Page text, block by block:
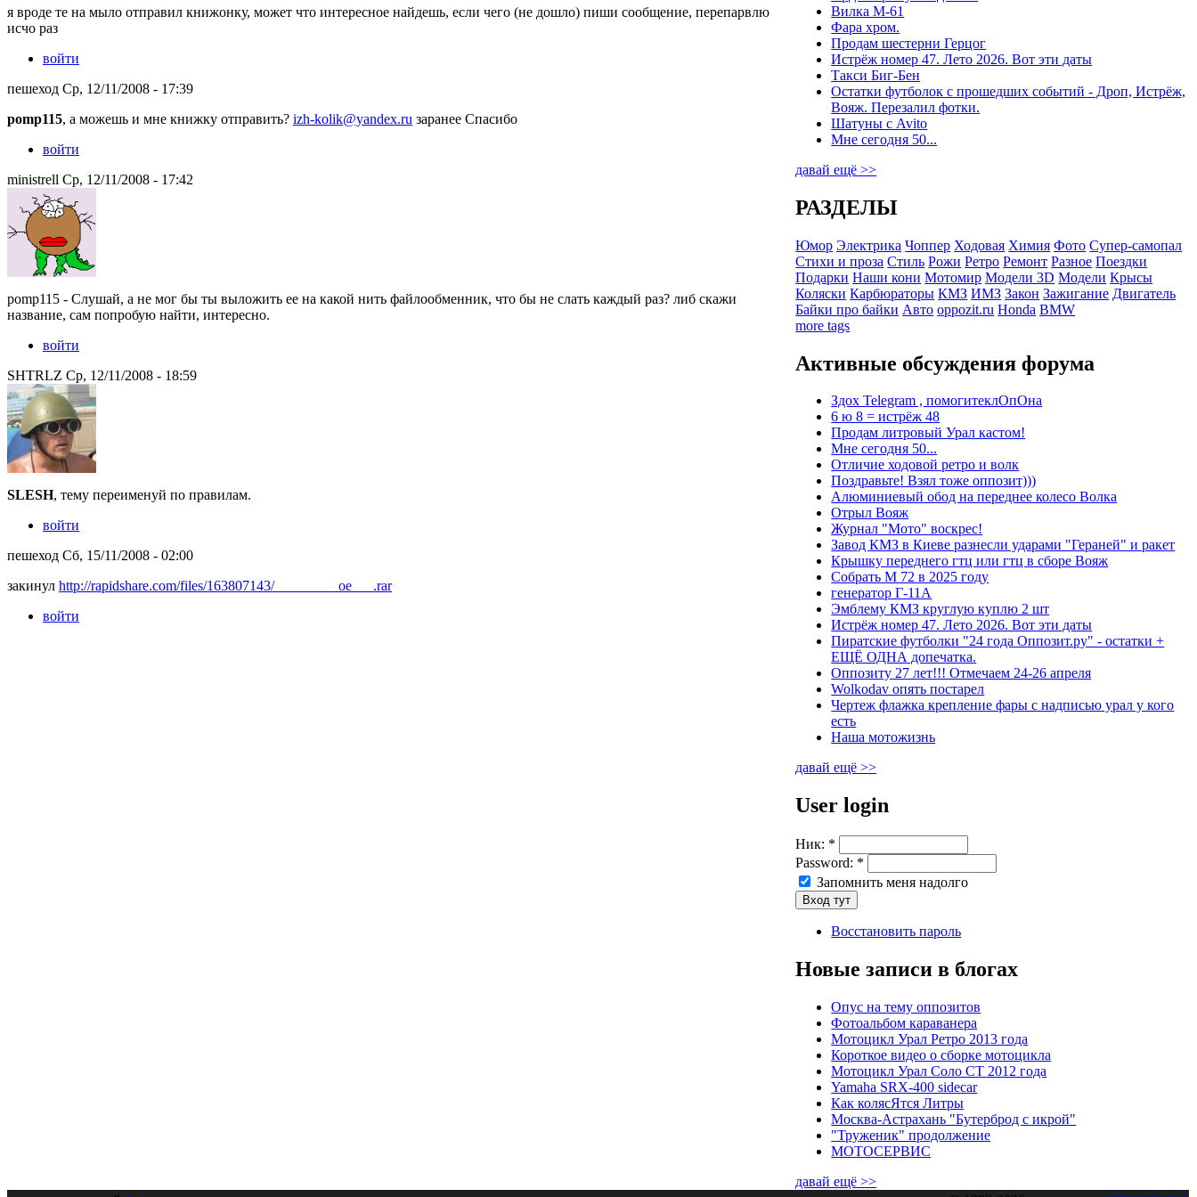
я вроде те на мыло отправил книжонку, может что интересное найдешь, если чего (не дошло) пиши сообщение, перепарвлю
исчо раз
войти
пешеход Ср, 12/11/2008 - 17:39
pomp115, а можешь и мне книжку отправить? izh-kolik@yandex.ru заранее Спасибо
войти
ministrell Ср, 12/11/2008 - 17:42
pomp115 - Слушай, а не мог бы ты выложить ее на какой нить файлообменник, что бы не слать каждый раз? либ скажи
название, сам попробую найти, интересно.
войти
SHTRLZ Ср, 12/11/2008 - 18:59
SLESH, тему переименуй по правилам.
войти
пешеход Сб, 15/11/2008 - 02:00
закинул http://rapidshare.com/files/163807143/_________oe___.rar
войти
Вилка М-61
Фара хром.
Продам шестерни Герцог
Истрёж номер 47. Лето 2026. Вот эти даты
Такси Биг-Бен
Остатки футболок с прошедших событий - Дроп, Истрёж,
Вояж. Перезалил фотки.
Шатуны с Avito
Мне сегодня 50...
давай ещё >>
РАЗДЕЛЫ
Юмор Электрика Чоппер Ходовая Химия Фото Супер-самопал
Стихи и проза Стиль Рожи Ретро Ремонт Разное Поездки
Подарки Наши кони Мотомир Модели 3D Модели Крысы
Коляски Карбюраторы КМЗ ИМЗ Закон Зажигание Двигатель
Байки про байки Авто oppozit.ru Honda BMW
more tags
Активные обсуждения форума
Здох Telegram , помогитеклОпОна
6 ю 8 = истрёж 48
Продам литровый Урал кастом!
Мне сегодня 50...
Отличие ходовой ретро и волк
Поздравьте! Взял тоже оппозит)))
Алюминиевый обод на переднее колесо Волка
Отрыл Вояж
Журнал "Мото" воскрес!
Завод КМЗ в Киеве разнесли ударами "Гераней" и ракет
Крышку переднего гтц или гтц в сборе Вояж
Собрать М 72 в 2025 году
генератор Г-11А
Эмблему КМЗ круглую куплю 2 шт
Истрёж номер 47. Лето 2026. Вот эти даты
Пиратские футболки "24 года Оппозит.ру" - остатки +
ЕЩЁ ОДНА допечатка.
Оппозиту 27 лет!!! Отмечаем 24-26 апреля
Wolkodav опять постарел
Чертеж флажка крепление фары с надписью урал у кого
есть
Наша мотожизнь
давай ещё >>
User login
Ник: *
Password: *
Запомнить меня надолго
Восстановить пароль
Новые записи в блогах
Опус на тему оппозитов
Фотоальбом караванера
Мотоцикл Урал Ретро 2013 года
Короткое видео о сборке мотоцикла
Мотоцикл Урал Соло СТ 2012 года
Yamaha SRX-400 sidecar
Как колясЯтся Литры
Москва-Астрахань "Бутерброд с икрой"
"Труженик" продолжение
МОТОСЕРВИС
давай ещё >>